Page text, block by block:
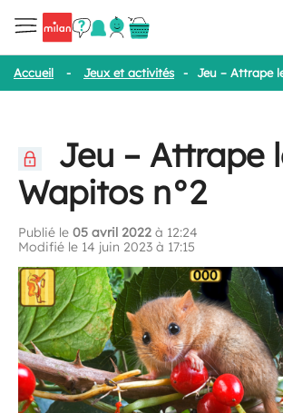
Accueil - Jeux et activités - Jeu – Attrape
Jeu – Attrape
Wapitos n°2
Publié le 05 avril 2022 à 12:24
Modifié le 14 juin 2023 à 17:15